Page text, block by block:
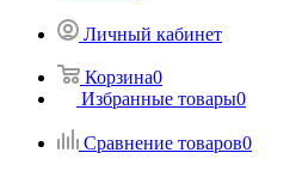
Личный кабинет
Корзина0
Избранные товары0
Сравнение товаров0